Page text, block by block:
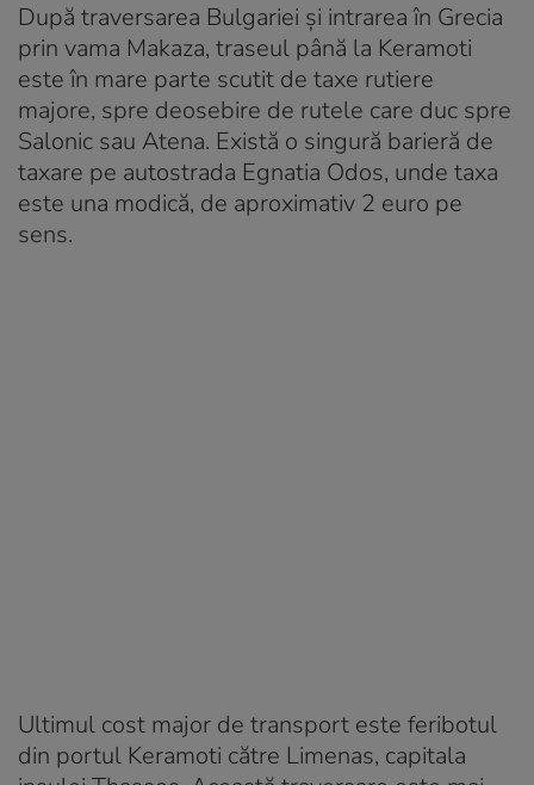
După traversarea Bulgariei și intrarea în Grecia
prin vama Makaza, traseul până la Keramoti
este în mare parte scutit de taxe rutiere
majore, spre deosebire de rutele care duc spre
Salonic sau Atena. Există o singură barieră de
taxare pe autostrada Egnatia Odos, unde taxa
este una modică, de aproximativ 2 euro pe
sens.
Ultimul cost major de transport este feribotul
din portul Keramoti către Limenas, capitala